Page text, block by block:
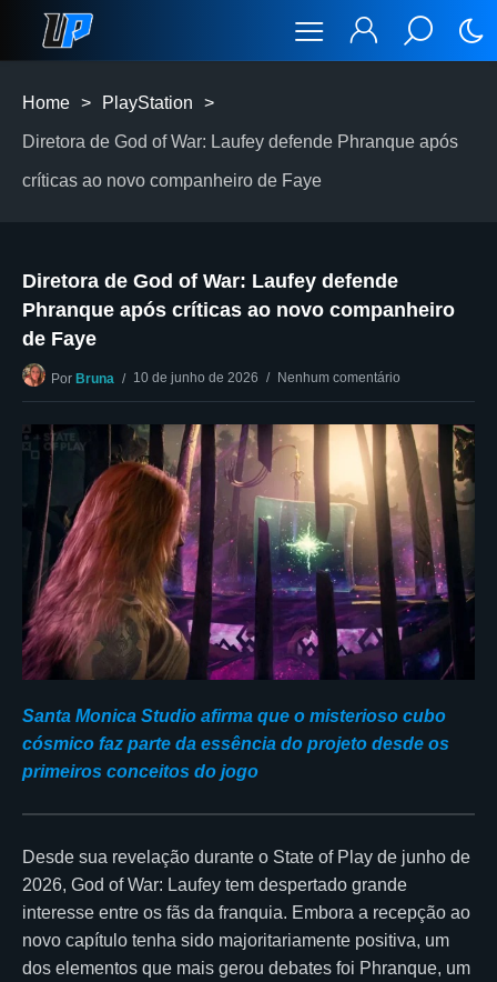
Home > PlayStation >
Diretora de God of War: Laufey defende Phranque após
críticas ao novo companheiro de Faye
Diretora de God of War: Laufey defende
Phranque após críticas ao novo companheiro
de Faye
Por Bruna 10 de junho de 2026 Nenhum comentário
Santa Monica Studio afirma que o misterioso cubo
cósmico faz parte da essência do projeto desde os
primeiros conceitos do jogo
Desde sua revelação durante o State of Play de junho de
2026, God of War: Laufey tem despertado grande
interesse entre os fãs da franquia. Embora a recepção ao
novo capítulo tenha sido majoritariamente positiva, um
dos elementos que mais gerou debates foi Phranque, um